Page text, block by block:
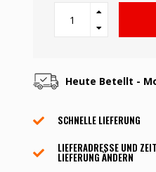
Heute Betellt -
SCHNELLE LIEFERUNG
LIEFERADRESSE UND
LIEFERUNG ÄNDERN